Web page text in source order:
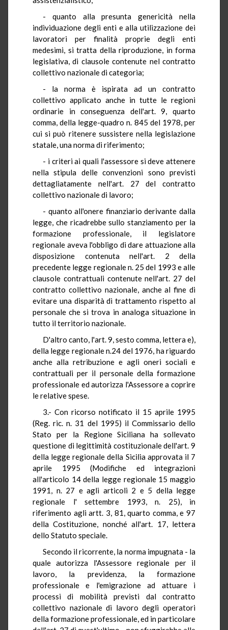
- quanto alla presunta genericità nella
individuazione degli enti e alla utilizzazione dei
lavoratori per finalità proprie degli enti
medesimi, si tratta della riproduzione, in forma
legislativa, di clausole contenute nel contratto
collettivo nazionale di categoria;
- la norma è ispirata ad un contratto
collettivo applicato anche in tutte le regioni
ordinarie in conseguenza dell'art. 9, quarto
comma, della legge-quadro n. 845 del 1978, per
cui si può ritenere sussistere nella legislazione
statale, una norma di riferimento;
- i criteri ai quali l'assessore si deve attenere
nella stipula delle convenzioni sono previsti
dettagliatamente nell'art. 27 del contratto
collettivo nazionale di lavoro;
- quanto all'onere finanziario derivante dalla
legge, che ricadrebbe sullo stanziamento per la
formazione professionale, il legislatore
regionale aveva l'obbligo di dare attuazione alla
disposizione contenuta nell'art. 2 della
precedente legge regionale n. 25 del 1993 e alle
clausole contrattuali contenute nell'art. 27 del
contratto collettivo nazionale, anche al fine di
evitare una disparità dì trattamento rispetto al
personale che si trova in analoga situazione in
tutto il territorio nazionale.
D'altro canto, l'art. 9, sesto comma, lettera e),
della legge regionale n.24 del 1976, ha riguardo
anche alla retribuzione e agli oneri sociali e
contrattuali per il personale della formazione
professionale ed autorizza l'Assessore a coprire
le relative spese.
3.- Con ricorso notificato il 15 aprile 1995
(Reg. ric. n. 31 del 1995) il Commissario dello
Stato per la Regione Siciliana ha sollevato
questione di legittimità costituzionale dell'art. 9
della legge regionale della Sicilia approvata il 7
aprile 1995 (Modifiche ed integrazioni
all'articolo 14 della legge regionale 15 maggio
1991, n. 27 e agli articoli 2 e 5 della legge
regionale l' settembre 1993, n. 25), in
riferimento agli artt. 3, 81, quarto comma, e 97
della Costituzione, nonché all'art. 17, lettera
dello Statuto speciale.
Secondo il ricorrente, la norma impugnata - la
quale autorizza l'Assessore regionale per il
lavoro, la previdenza, la formazione
professionale e l'emigrazione ad attuare i
processi di mobilità previsti dal contratto
collettivo nazionale di lavoro degli operatori
della formazione professionale, ed in particolare